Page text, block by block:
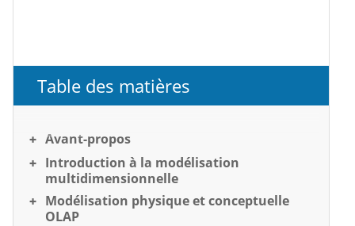
Table des matières
Avant-propos
Introduction à la modélisation
multidimensionnelle
Modélisation physique et conceptuelle
OLAP